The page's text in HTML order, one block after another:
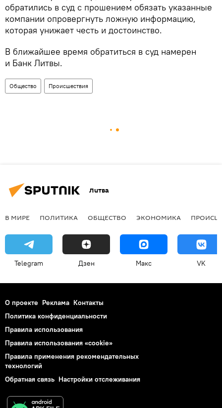
обратились в суд с прошением обязать указанные
компании опровергнуть ложную информацию,
которая унижает честь и достоинство.
В ближайшее время обратиться в суд намерен
и Банк Литвы.
Общество Происшествия
Литва
В МИРЕ ПОЛИТИКА ОБЩЕСТВО ЭКОНОМИКА
Telegram Дзен Макс VK
О проекте Реклама Контакты
Политика конфиденциальности
Правила использования
Правила использования «cookie»
Правила применения рекомендательных
технологий
Обратная связь Настройки отслеживания